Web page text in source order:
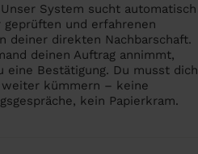
System sucht automatisch
geprüften und erfahrenen
deiner direkten Nachbarschaft.
deinen Auftrag annimmt,
eine Bestätigung. Du musst dich
kümmern – keine
kein Papierkram.